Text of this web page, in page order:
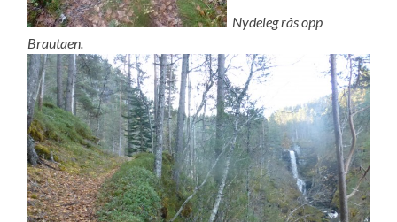
Nydeleg rås opp
Brautaen.